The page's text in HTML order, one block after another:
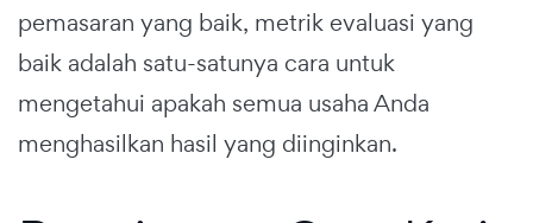
pemasaran yang baik, metrik evaluasi yang
baik adalah satu-satunya cara untuk
mengetahui apakah semua usaha Anda
menghasilkan hasil yang diinginkan.